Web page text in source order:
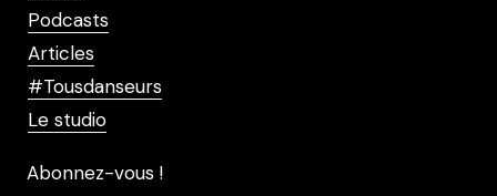
Podcasts
Articles
#Tousdanseurs
Le studio
Abonnez-vous !